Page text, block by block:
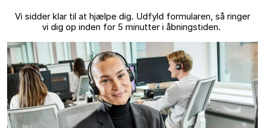
Vi sidder klar til at hjælpe dig. Udfyld formularen, så ringer
vi dig op inden for 5 minutter i åbningstiden.